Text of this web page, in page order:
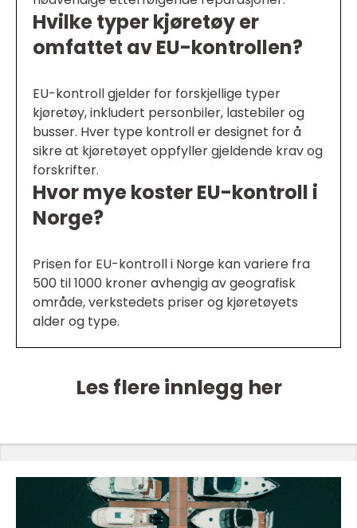
Hvilke typer kjøretøy er
omfattet av EU-kontrollen?
EU-kontroll gjelder for forskjellige typer
kjøretøy, inkludert personbiler, lastebiler og
busser. Hver type kontroll er designet for å
sikre at kjøretøyet oppfyller gjeldende krav og
forskrifter.
Hvor mye koster EU-kontroll i
Norge?
Prisen for EU-kontroll i Norge kan variere fra
500 til 1000 kroner avhengig av geografisk
område, verkstedets priser og kjøretøyets
alder og type.
Les flere innlegg her